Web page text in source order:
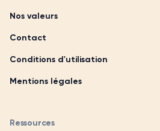
Nos valeurs
Contact
Conditions d'utilisation
Mentions légales
Ressources